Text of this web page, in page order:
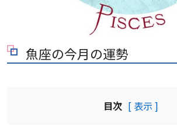
魚座の今月の運勢
目次 [ 表示 ]